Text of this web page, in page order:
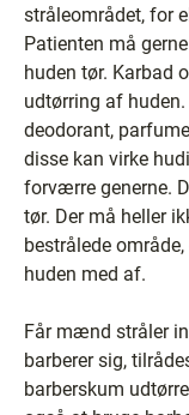
stråleområdet, for
Patienten må
huden tør. Karbad
udtørring af
deodorant,
disse kan virke
forværre generne.
tør. Der må heller
bestrålede
huden med af.
Får mænd stråler
barberer sig,
barberskum